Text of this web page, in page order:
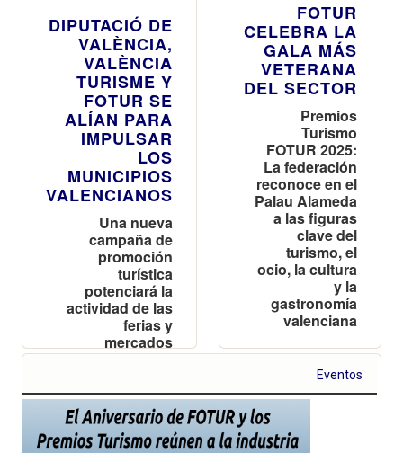
DIPUTACIÓ DE
VALÈNCIA,
VALÈNCIA
TURISME Y
FOTUR SE
ALÍAN PARA
IMPULSAR
LOS
MUNICIPIOS
VALENCIANOS
Una nueva
campaña de
promoción
turística
potenciará la
actividad de las
ferias y
mercados
locales en toda
FOTUR
CELEBRA LA
GALA MÁS
VETERANA
DEL SECTOR
Premios
Turismo
FOTUR 2025:
La federación
reconoce en el
Palau Alameda
a las figuras
clave del
turismo, el
ocio, la cultura
y la
gastronomía
valenciana
Eventos